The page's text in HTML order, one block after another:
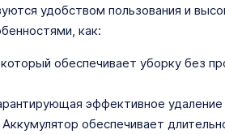
удобством пользования и
как:
обеспечивает уборку без
эффективное
обеспечивает